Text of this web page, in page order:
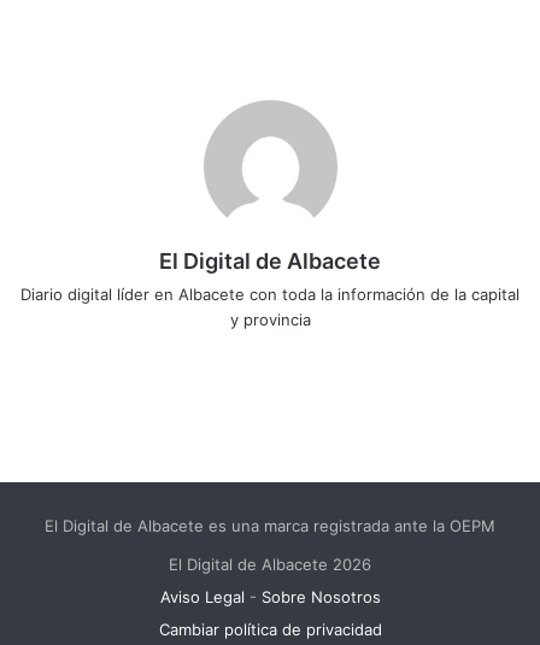
El Digital de Albacete
Diario digital líder en Albacete con toda la información de la capital
y provincia
El Digital de Albacete es una marca registrada ante la OEPM
El Digital de Albacete 2026
Aviso Legal - Sobre Nosotros
Cambiar política de privacidad